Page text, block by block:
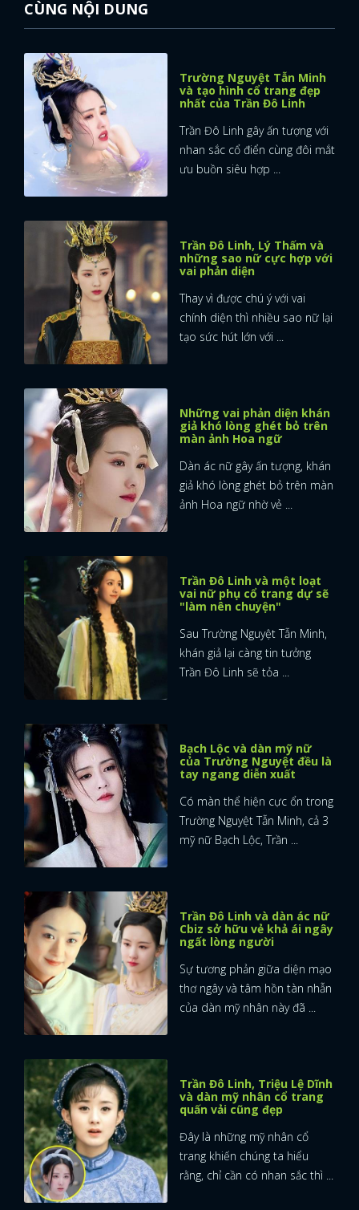
CÙNG NỘI DUNG
Trường Nguyệt Tẫn Minh
và tạo hình cổ trang đẹp
nhất của Trần Đô Linh
Trần Đô Linh gây ấn tượng với
nhan sắc cổ điển cùng đôi mắt
ưu buồn siêu hợp ...
Trần Đô Linh, Lý Thấm và
những sao nữ cực hợp với
vai phản diện
Thay vì được chú ý với vai
chính diện thì nhiều sao nữ lại
tạo sức hút lớn với ...
Những vai phản diện khán
giả khó lòng ghét bỏ trên
màn ảnh Hoa ngữ
Dàn ác nữ gây ấn tượng, khán
giả khó lòng ghét bỏ trên màn
ảnh Hoa ngữ nhờ vẻ ...
Trần Đô Linh và một loạt
vai nữ phụ cổ trang dự sẽ
"làm nên chuyện"
Sau Trường Nguyệt Tẫn Minh,
khán giả lại càng tin tưởng
Trần Đô Linh sẽ tỏa ...
Bạch Lộc và dàn mỹ nữ
của Trường Nguyệt đều là
tay ngang diễn xuất
Có màn thể hiện cực ổn trong
Trường Nguyệt Tẫn Minh, cả 3
mỹ nữ Bạch Lộc, Trần ...
Trần Đô Linh và dàn ác nữ
Cbiz sở hữu vẻ khả ái ngây
ngất lòng người
Sự tương phản giữa diện mạo
thơ ngây và tâm hồn tàn nhẫn
của dàn mỹ nhân này đã ...
Trần Đô Linh, Triệu Lệ Dĩnh
và dàn mỹ nhân cổ trang
quấn vải cũng đẹp
Đây là những mỹ nhân cổ
trang khiến chúng ta hiểu
rằng, chỉ cần có nhan sắc thì ...